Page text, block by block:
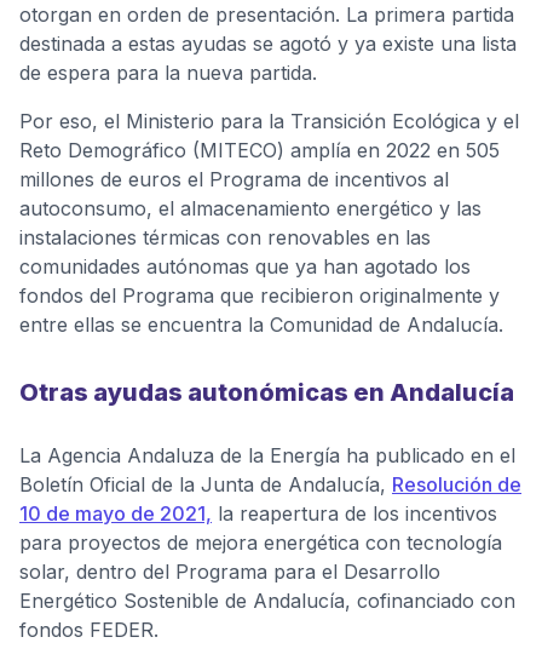
otorgan en orden de presentación. La primera partida
destinada a estas ayudas se agotó y ya existe una lista
de espera para la nueva partida.
Por eso, el Ministerio para la Transición Ecológica y el
Reto Demográfico (MITECO) amplía en 2022 en 505
millones de euros el Programa de incentivos al
autoconsumo, el almacenamiento energético y las
instalaciones térmicas con renovables en las
comunidades autónomas que ya han agotado los
fondos del Programa que recibieron originalmente y
entre ellas se encuentra la Comunidad de Andalucía.
Otras ayudas autonómicas en Andalucía
La Agencia Andaluza de la Energía ha publicado en el
Boletín Oficial de la Junta de Andalucía, Resolución de
10 de mayo de 2021, la reapertura de los incentivos
para proyectos de mejora energética con tecnología
solar, dentro del Programa para el Desarrollo
Energético Sostenible de Andalucía, cofinanciado con
fondos FEDER.